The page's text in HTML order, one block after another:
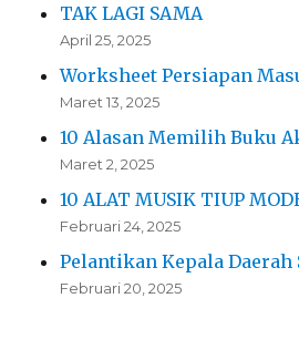
TAK LAGI SAMA
April 25, 2025
Worksheet Persiapan
Maret 13, 2025
10 Alasan Memilih Buku
Maret 2, 2025
10 ALAT MUSIK TIUP
Februari 24, 2025
Pelantikan Kepala Daerah
Februari 20, 2025